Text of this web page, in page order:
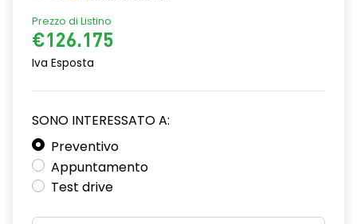
Cruise Control
Cruscotto in microfibra
Design Alpine - Racing
Design Cerchi in carbonio 18'' Blanc
Diffusore posteriore in carbonio
ESP disattivabile
ESP+HSA
Prezzo di Listino
€126.175
Iva Esposta
SONO INTERESSATO A:
Preventivo
Appuntamento
Test drive